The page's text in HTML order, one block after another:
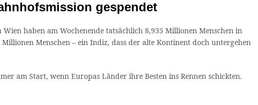
gespendet
haben am Wochenende tatsächlich 8,935 Millionen Menschen in
Menschen – ein Indiz, dass der alte Kontinent doch untergehen
am Start, wenn Europas Länder ihre Besten ins Rennen schickten.